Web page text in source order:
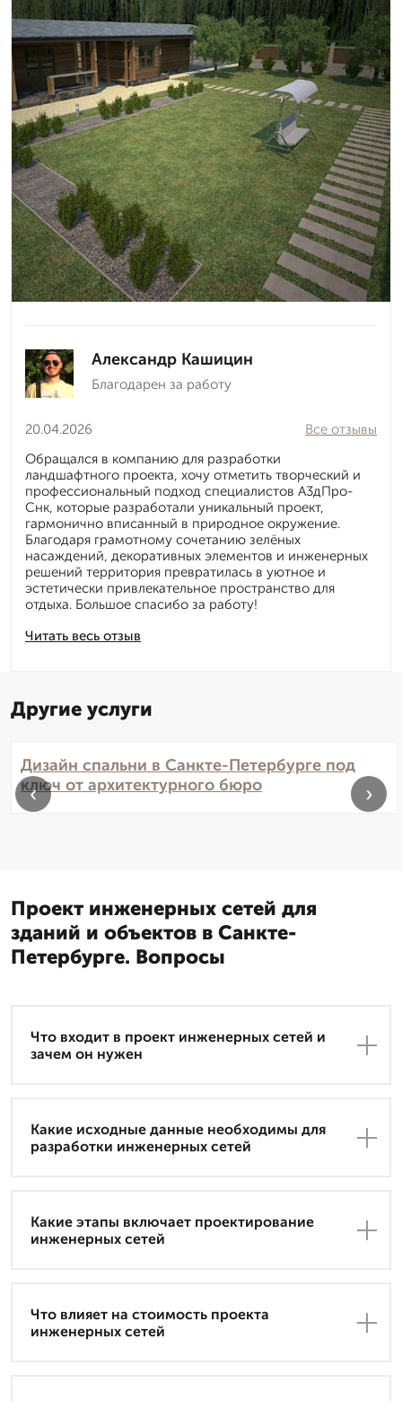
Александр Кашицин
Благодарен за работу
20.04.2026
Читать весь отзыв
Все отзывы
Обращался в компанию для разработки
ландшафтного проекта, хочу отметить творческий и
профессиональный подход специалистов А3дПро-
Снк, которые разработали уникальный проект,
гармонично вписанный в природное окружение.
Благодаря грамотному сочетанию зелёных
насаждений, декоративных элементов и инженерных
решений территория превратилась в уютное и
эстетически привлекательное пространство для
отдыха. Большое спасибо за работу!
Другие услуги
Дизайн спальни в Санкте-Петербурге под
ключ от архитектурного бюро
‹ ›
Проект инженерных сетей для
зданий и объектов в Санкте-
Петербурге. Вопросы
Что входит в проект инженерных сетей и
зачем он нужен
Какие исходные данные необходимы для
разработки инженерных сетей
Какие этапы включает проектирование
инженерных сетей
Что влияет на стоимость проекта
инженерных сетей